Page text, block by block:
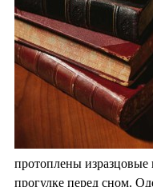
протоплены
прогулке перед сном.